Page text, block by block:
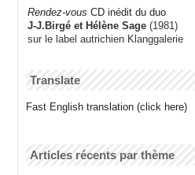
Rendez-vous CD inédit du duo
J-J.Birgé et Hélène Sage (1981)
sur le label autrichien Klanggalerie
Translate
Fast English translation (click here)
Articles récents par thème